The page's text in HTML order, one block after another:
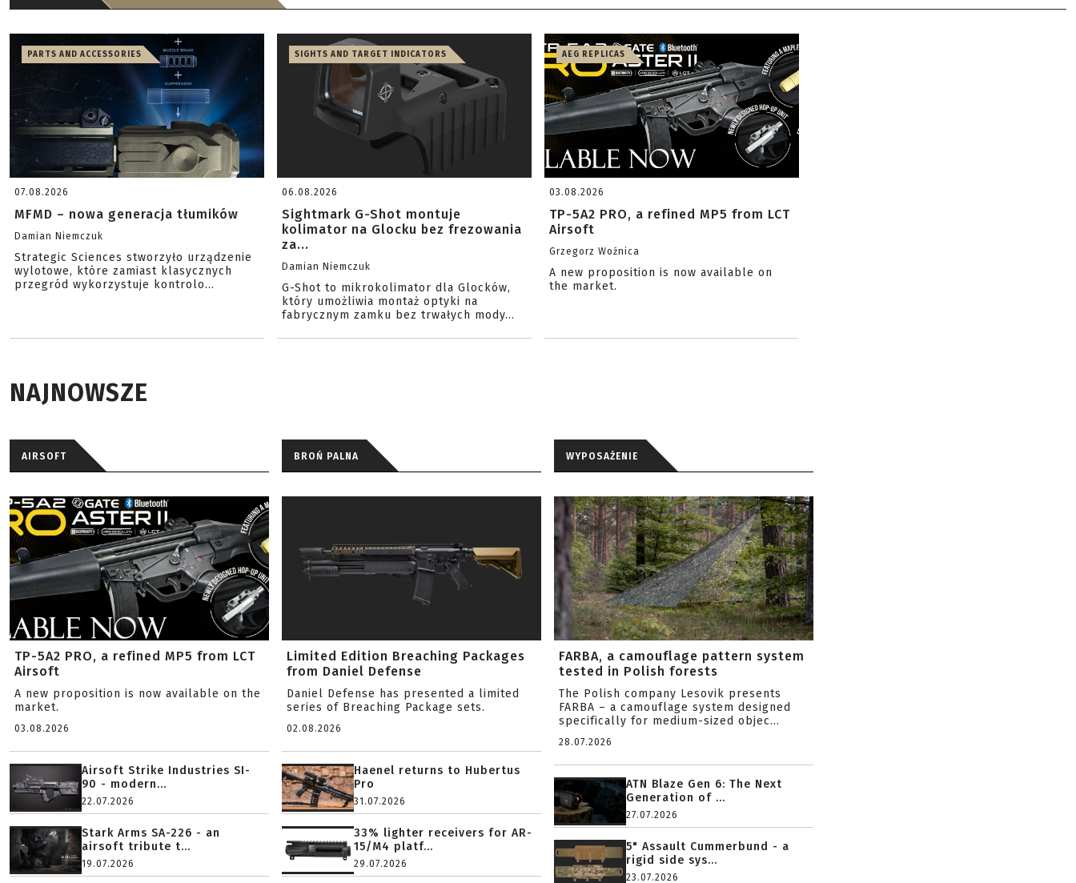
PARTS AND ACCESSORIES
07.08.2026
MFMD – nowa generacja tłumików
Damian Niemczuk
Strategic Sciences stworzyło urządzenie
wylotowe, które zamiast klasycznych
przegród wykorzystuje kontrolo...
SIGHTS AND TARGET INDICATORS
06.08.2026
Sightmark G-Shot montuje
kolimator na Glocku bez frezowania
za...
Damian Niemczuk
G-Shot to mikrokolimator dla Glocków,
który umożliwia montaż optyki na
fabrycznym zamku bez trwałych mody...
AEG REPLICAS
03.08.2026
TP-5A2 PRO, a refined MP5 from LCT
Airsoft
Grzegorz Woźnica
A new proposition is now available on
the market.
NAJNOWSZE
AIRSOFT
TP-5A2 PRO, a refined MP5 from LCT
Airsoft
A new proposition is now available on the
market.
03.08.2026
Airsoft Strike Industries SI-
90 - modern...
22.07.2026
Stark Arms SA-226 - an
airsoft tribute t...
19.07.2026
BROŃ PALNA
Limited Edition Breaching Packages
from Daniel Defense
Daniel Defense has presented a limited
series of Breaching Package sets.
02.08.2026
Haenel returns to Hubertus
Pro
31.07.2026
33% lighter receivers for AR-
15/M4 platf...
29.07.2026
WYPOSAŻENIE
FARBA, a camouflage pattern system
tested in Polish forests
The Polish company Lesovik presents
FARBA – a camouflage system designed
specifically for medium-sized objec...
28.07.2026
ATN Blaze Gen 6: The Next
Generation of ...
27.07.2026
5" Assault Cummerbund - a
rigid side sys...
23.07.2026